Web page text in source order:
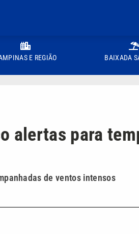
E REGIÃO BAIXADA
alertas para
de ventos intensos